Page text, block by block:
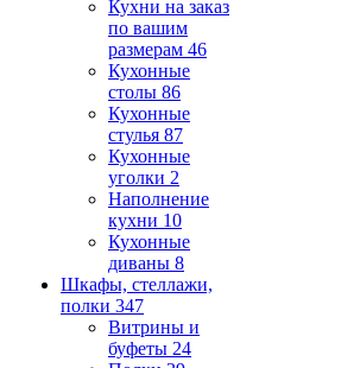
Кухни на заказ
по вашим
размерам 46
Кухонные
столы 86
Кухонные
стулья 87
Кухонные
уголки 2
Наполнение
кухни 10
Кухонные
диваны 8
Шкафы, стеллажи,
полки 347
Витрины и
буфеты 24